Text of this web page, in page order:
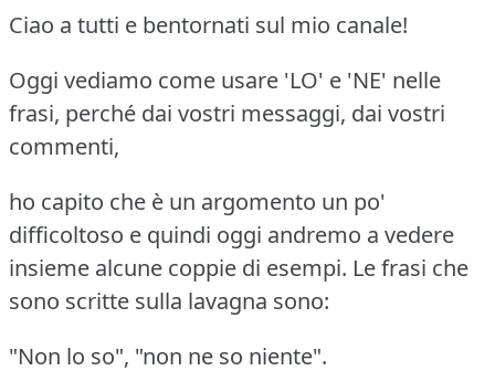
Ciao a tutti e bentornati sul mio canale!
Oggi vediamo come usare 'LO' e 'NE' nelle
frasi, perché dai vostri messaggi, dai vostri
commenti,
ho capito che è un argomento un po'
difficoltoso e quindi oggi andremo a vedere
insieme alcune coppie di esempi. Le frasi che
sono scritte sulla lavagna sono:
"Non lo so", "non ne so niente".